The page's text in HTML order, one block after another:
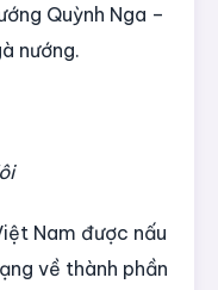
Quỳnh Nga –
nướng.
Nam được nấu
về thành phần